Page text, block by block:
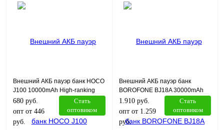
Внешний АКБ пауэр банк HOCO
J100 10000mAh High-ranking
черный
680 руб.
опт от 446
руб.
Стать
оптовиком
Внешний АКБ пауэр банк
BOROFONE BJ18A 30000mAh
Coolmy белый
1.910 руб.
опт от 1.259
руб.
Стать
оптовиком